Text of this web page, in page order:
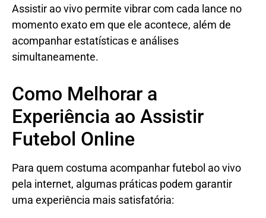
Assistir ao vivo permite vibrar com cada lance no
momento exato em que ele acontece, além de
acompanhar estatísticas e análises
simultaneamente.
Como Melhorar a
Experiência ao Assistir
Futebol Online
Para quem costuma acompanhar futebol ao vivo
pela internet, algumas práticas podem garantir
uma experiência mais satisfatória: